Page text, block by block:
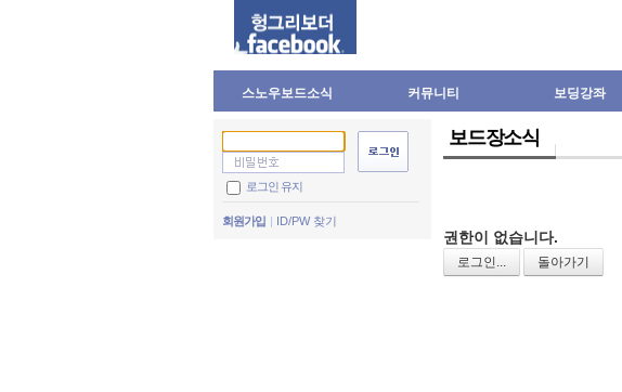
스노우보드소식 커뮤니티 보딩강좌
로그인 유지
회원가입 ID/PW 찾기
보드장소식
권한이 없습니다.
로그인... 돌아가기